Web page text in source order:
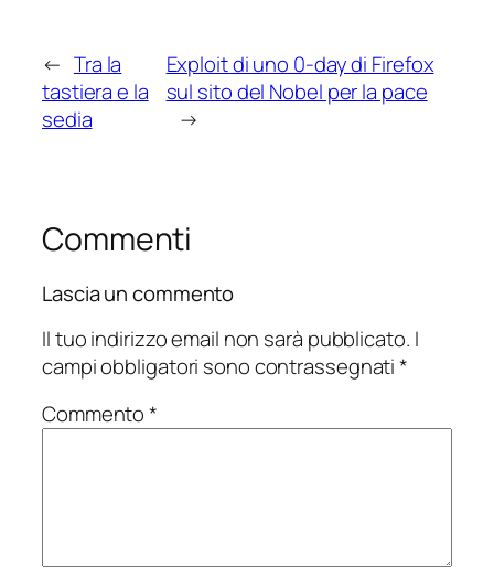
← Tra la
tastiera e la
sedia
Exploit di uno 0-day di Firefox
sul sito del Nobel per la pace
→
Commenti
Lascia un commento
Il tuo indirizzo email non sarà pubblicato. I
campi obbligatori sono contrassegnati*
Commento*